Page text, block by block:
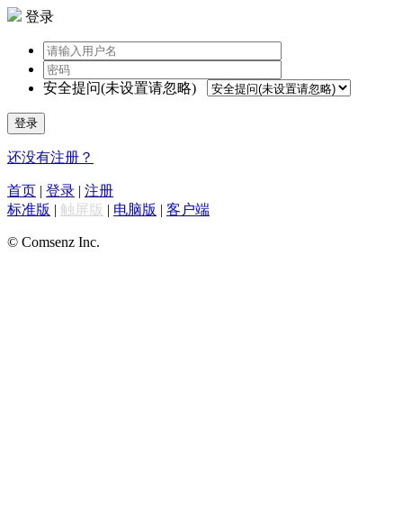
登录
安全提问(未设置请忽略)
登录
还没有注册？
首页 | 登录 | 注册
标准版 | 触屏版 | 电脑版 | 客户端
© Comsenz Inc.